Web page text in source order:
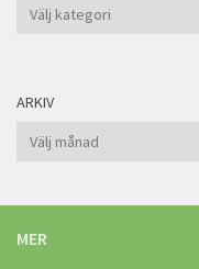
Kategorier
ARKIV
Arkiv
MER